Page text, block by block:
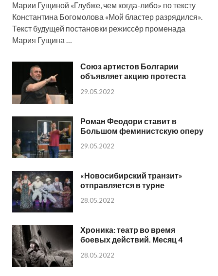
Марии Гущиной «Глубже, чем когда-либо» по тексту
Константина Богомолова «Мой бластер разрядился».
Текст будущей постановки режиссёр променада
Мария Гущина …
Союз артистов Болгарии
объявляет акцию протеста
29.05.2022
Роман Феодори ставит в
Большом феминистскую оперу
29.05.2022
«Новосибирский транзит»
отправляется в турне
28.05.2022
Хроника: театр во время
боевых действий. Месяц 4
28.05.2022